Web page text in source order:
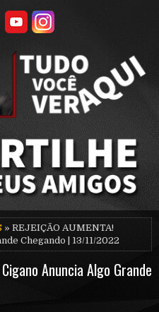
» REJEIÇÃO AUMENTA!
Chegando | 13/11/2022
Cigano Anuncia Algo Grande